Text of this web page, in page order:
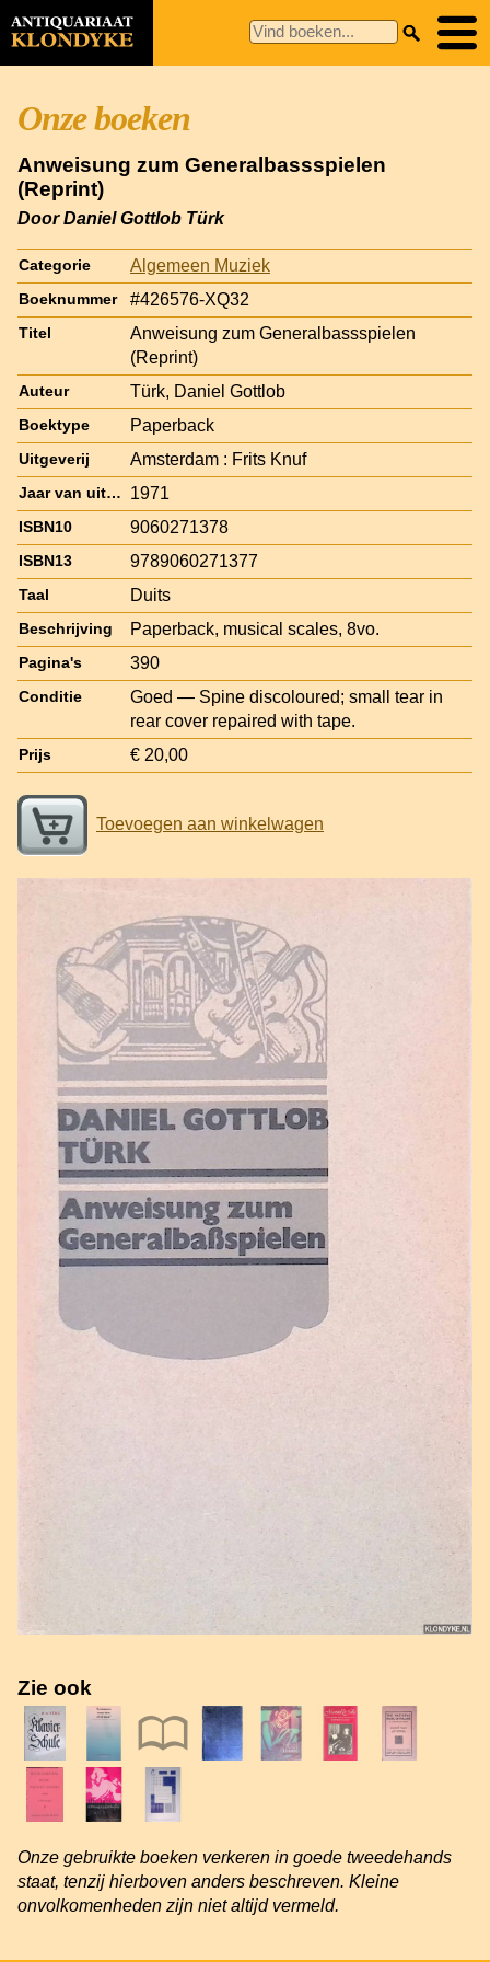
Onze boeken
Anweisung zum Generalbassspielen
(Reprint)
Door Daniel Gottlob Türk
Categorie Algemeen Muziek
Boeknummer #426576-XQ32
Titel
Anweisung zum Generalbassspielen
(Reprint)
Auteur Türk, Daniel Gottlob
Boektype Paperback
Uitgeverij Amsterdam : Frits Knuf
Jaar van uitgave 1971
ISBN10 9060271378
ISBN13 9789060271377
Taal Duits
Beschrijving Paperback, musical scales, 8vo.
Pagina's 390
Conditie
Goed — Spine discoloured; small tear in
rear cover repaired with tape.
Prijs € 20,00
Toevoegen aan winkelwagen
Zie ook
Onze gebruikte boeken verkeren in goede tweedehands
staat, tenzij hierboven anders beschreven. Kleine
onvolkomenheden zijn niet altijd vermeld.